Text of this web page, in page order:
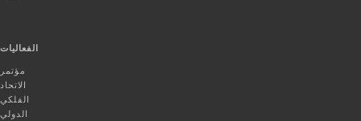
الفعاليات
مؤتمر
الاتحاد
الفلكي
الدولي